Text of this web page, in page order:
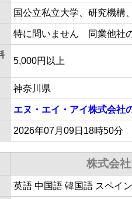
国公立私立大学、研究機構
特に問いません 同業他社
5,000円以上
神奈川県
エヌ・エイ・アイ株式会社
2026年07月09日18時50分
株式会
英語 中国語 韓国語 スペイ